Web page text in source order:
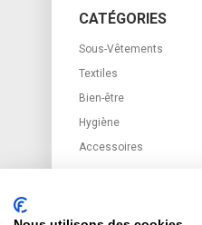
CATÉGORIES
Sous-Vêtements
Textiles
Bien-être
Hygiène
Accessoires